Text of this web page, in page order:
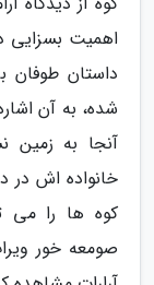
اهمیت بسزایی
داستان
شده، به آن
آنجا به زمین
خانواده اش در